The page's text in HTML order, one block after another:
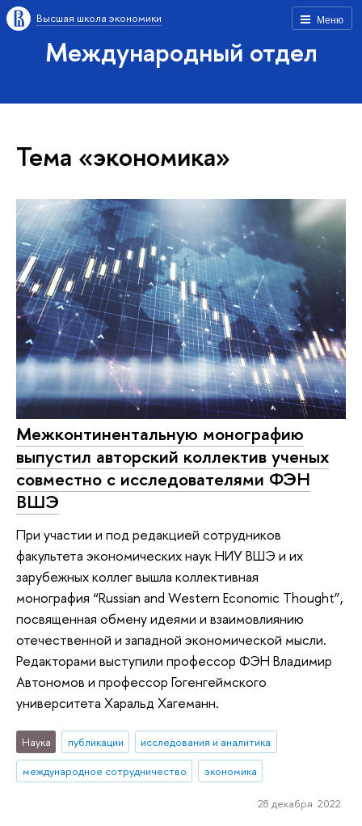
Меню
Высшая школа экономики
Международный отдел
Тема «экономика»
Межконтинентальную монографию
выпустил авторский коллектив ученых
совместно с исследователями ФЭН
ВШЭ
При участии и под редакцией сотрудников
факультета экономических наук НИУ ВШЭ и их
зарубежных коллег вышла коллективная
монография “Russian and Western Economic Thought”,
посвященная обмену идеями и взаимовлиянию
отечественной и западной экономической мысли.
Редакторами выступили профессор ФЭН Владимир
Автономов и профессор Гогенгеймского
университета Харальд Хагеманн.
Наука публикации
исследования и аналитика
международное сотрудничество
экономика
28 декабря 2022